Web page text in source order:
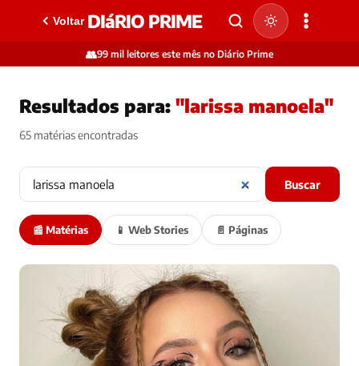
Voltar DIáRIO PRIME
👥99 mil leitores este mês no Diário Prime
Resultados para: "larissa manoela"
65 matérias encontradas
Buscar
📰 Matérias 📱 Web Stories 📄 Páginas